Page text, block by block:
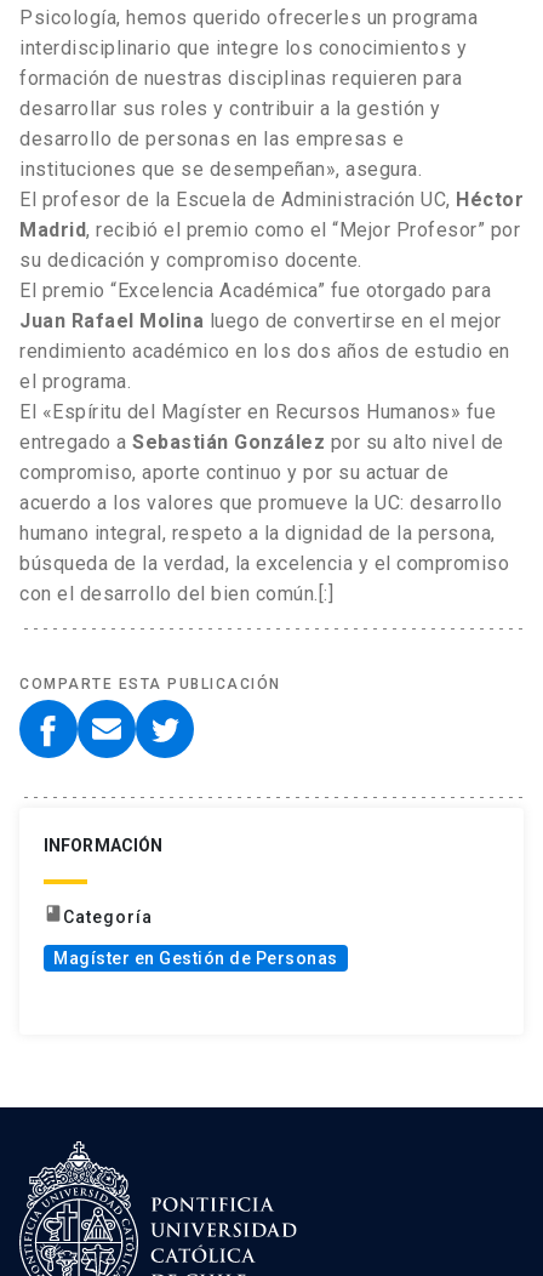
Psicología, hemos querido ofrecerles un programa
interdisciplinario que integre los conocimientos y
formación de nuestras disciplinas requieren para
desarrollar sus roles y contribuir a la gestión y
desarrollo de personas en las empresas e
instituciones que se desempeñan», asegura.
El profesor de la Escuela de Administración UC, Héctor
Madrid, recibió el premio como el “Mejor Profesor” por
su dedicación y compromiso docente.
El premio “Excelencia Académica” fue otorgado para
Juan Rafael Molina luego de convertirse en el mejor
rendimiento académico en los dos años de estudio en
el programa.
El «Espíritu del Magíster en Recursos Humanos» fue
entregado a Sebastián González por su alto nivel de
compromiso, aporte continuo y por su actuar de
acuerdo a los valores que promueve la UC: desarrollo
humano integral, respeto a la dignidad de la persona,
búsqueda de la verdad, la excelencia y el compromiso
con el desarrollo del bien común.[:]
COMPARTE ESTA PUBLICACIÓN
INFORMACIÓN
book Categoría
Magíster en Gestión de Personas